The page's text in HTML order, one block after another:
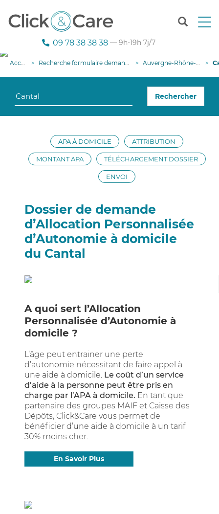
T
l
n
a
i
g
o
09 78 38 38 38 — 9h-19h 7j/7
Accueil Recherche formulaire demande APA Auvergne-Rhône-Alpes
Rechercher
APA À DOMICILE ATTRIBUTION
MONTANT APA TÉLÉCHARGEMENT DOSSIER
ENVOI
Dossier de demande
d’Allocation Personnalisée
d’Autonomie à domicile
du Cantal
A quoi sert l’Allocation
Personnalisée d’Autonomie à
domicile ?
L’âge peut entrainer une perte
d’autonomie nécessitant de faire appel à
une aide à domicile. Le coût d’un service
d’aide à la personne peut être pris en
charge par l’APA à domicile. En tant que
partenaire des groupes MAIF et Caisse des
Dépôts, Click&Care vous permet de
bénéficier d’une aide à domicile à un tarif
30% moins cher.
En Savoir Plus